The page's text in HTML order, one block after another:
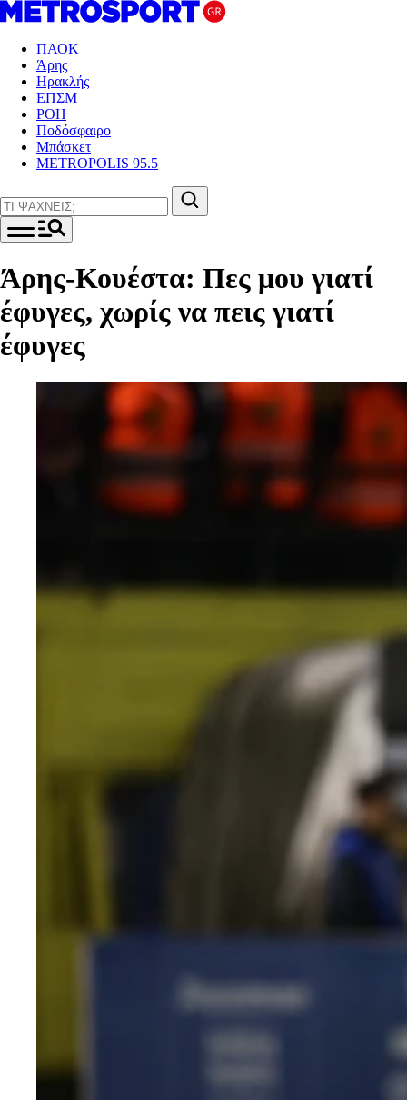
ΠΑΟΚ
Άρης
Ηρακλής
ΕΠΣΜ
ΡΟΗ
Ποδόσφαιρο
Μπάσκετ
METROPOLIS 95.5
Άρης-Κουέστα: Πες μου γιατί
έφυγες, χωρίς να πεις γιατί
έφυγες